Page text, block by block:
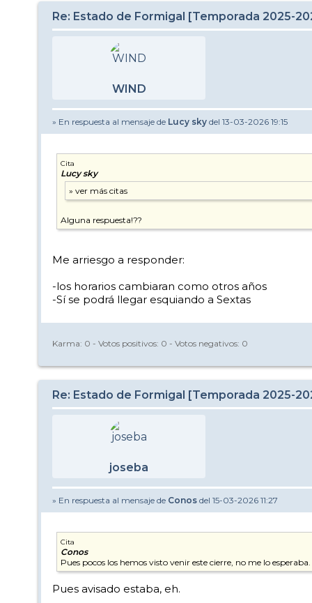
Re: Estado de Formigal [Temporada 2025-
WIND
» En respuesta al mensaje de Lucy sky del 13-03-2026 19:15
Cita
Lucy sky
Alguna respuesta!??
Me arriesgo a responder:
-los horarios cambiaran como otros años
-Sí se podrá llegar esquiando a Sextas
Karma: 0 - Votos positivos: 0 - Votos negativos: 0
Re: Estado de Formigal [Temporada 2025-
joseba
» En respuesta al mensaje de Conos del 15-03-2026 11:27
Cita
Conos
Pues pocos los hemos visto venir este cierre, no me lo esperaba.
Pues avisado estaba, eh.